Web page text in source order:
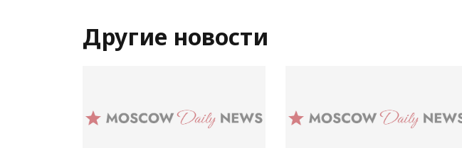
Другие новости